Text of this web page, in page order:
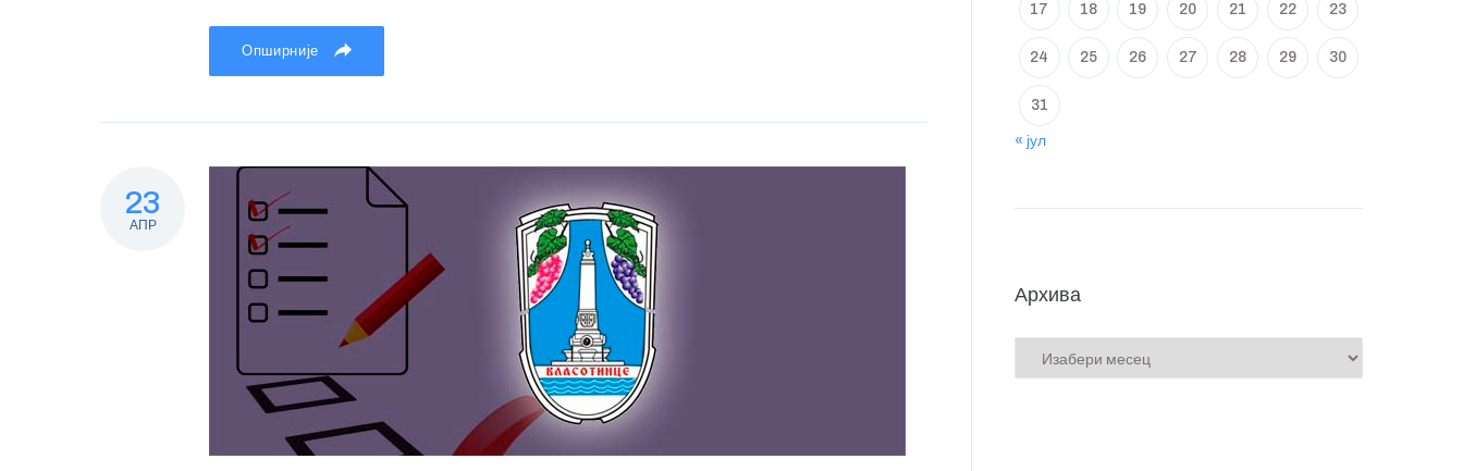
Опширније
23
АПР
17 18 19 20 21 22 23
24 25 26 27 28 29 30
31
« јул
Архива